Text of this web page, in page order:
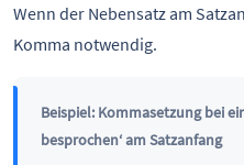
Wenn der Nebensatz am
Komma notwendig.
Beispiel: Kommasetzung bei
besprochen‘ am Satzanfang